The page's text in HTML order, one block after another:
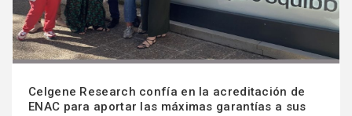
Celgene Research confía en la acreditación de
ENAC para aportar las máximas garantías a sus